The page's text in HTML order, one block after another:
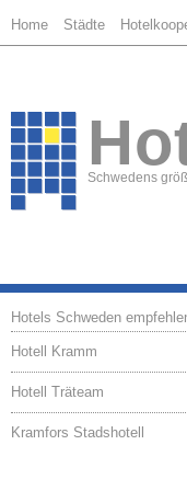
Home Städte
Schwedens
Hotels Schweden
Hotell Kramm
Hotell Träteam
Kramfors Stadshotell